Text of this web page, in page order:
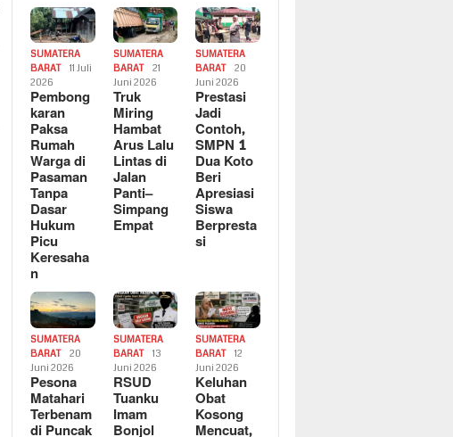
SUMATERA
BARAT
11 Juli
2026
Pembong
karan
Paksa
Rumah
Warga di
Pasaman
Tanpa
Dasar
Hukum
Picu
Keresaha
n
SUMATERA
BARAT
21
Juni 2026
Truk
Miring
Hambat
Arus Lalu
Lintas di
Jalan
Panti–
Simpang
Empat
SUMATERA
BARAT
20
Juni 2026
Prestasi
Jadi
Contoh,
SMPN 1
Dua Koto
Beri
Apresiasi
Siswa
Berpresta
si
SUMATERA
BARAT
20
Juni 2026
Pesona
Matahari
Terbenam
di Puncak
SUMATERA
BARAT
13
Juni 2026
RSUD
Tuanku
Imam
Bonjol
SUMATERA
BARAT
12
Juni 2026
Keluhan
Obat
Kosong
Mencuat,